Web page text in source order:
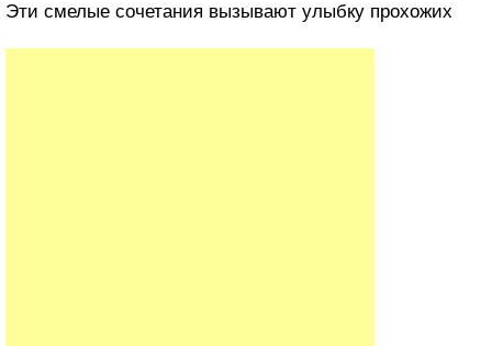
Эти смелые сочетания вызывают улыбку прохожих